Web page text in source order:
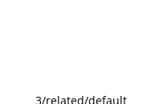
3/related/default